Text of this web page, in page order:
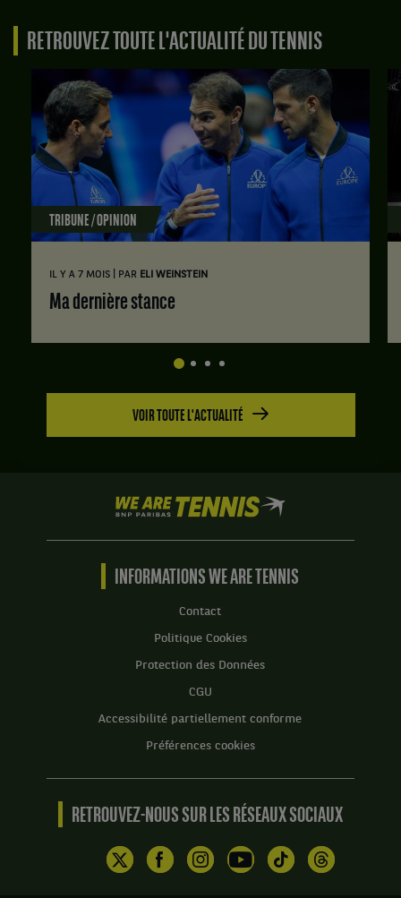
RETROUVEZ TOUTE L'ACTUALITÉ DU TENNIS
TRIBUNE / OPINION
IL Y A 7 MOIS PAR ELI WEINSTEIN
Ma dernière stance
VOIR TOUTE L'ACTUALITÉ
We
are
Tennis
BNP
Accueil
INFORMATIONS WE ARE TENNIS
Contact
Politique Cookies
Protection des Données
CGU
Accessibilité partiellement conforme
Préférences cookies
RETROUVEZ-NOUS SUR LES RÉSEAUX SOCIAUX